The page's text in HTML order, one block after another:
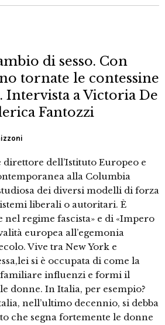
di sesso. Con
tornate le contessine
Intervista a Victoria De
Fantozzi
dell’Istituto Europeo e
alla Columbia
dei diversi modelli di forza
liberali o autoritari. È
nel regime fascista» e di «Impero
europea all’egemonia
Vive tra New York e
si è occupata di come la
influenzi e formi il
donne. In Italia, per esempio?
nell’ultimo decennio, si debba
che segna fortemente le donne